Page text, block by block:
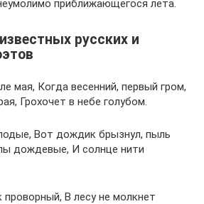
приближающегося лета.
русских и
мая, Когда весенний, первый гром,
Грохочет в небе голубом.
Вот дождик брызнул, пыль
дождевые, И солнце нити
В лесу не молкнет